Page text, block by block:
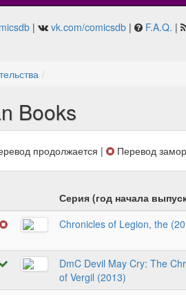
| vk.com/comicsdb | F.A.Q. |
Books
продолжается | Перевод
Серия (год начала
Chronicles of Legion, the
DmC Devil May Cry: The
of Vergil (2013)